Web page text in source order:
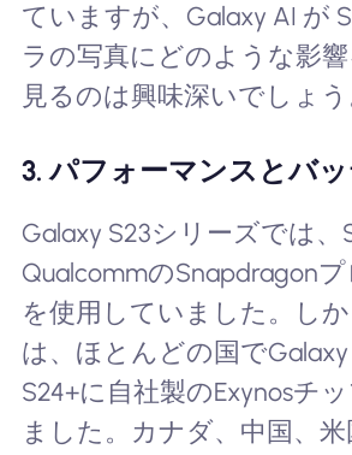
ていますが、Galaxy AI が
ラの写真にどのような影
見るのは興味深いでしょう
3. パフォーマンスとバ
Galaxy S23シリーズでは、
QualcommのSnapdragon
を使用していました。し
は、ほとんどの国でGalaxy
S24+に自社製のExynosチ
ました。カナダ、中国、